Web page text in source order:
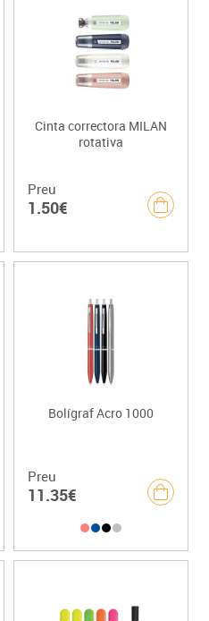
Cinta correctora MILAN
rotativa
Preu
1.50€
Bolígraf Acro 1000
Preu
11.35€